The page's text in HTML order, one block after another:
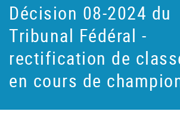
Décision 08-2024 du
Tribunal Fédéral -
rectification de
en cours de